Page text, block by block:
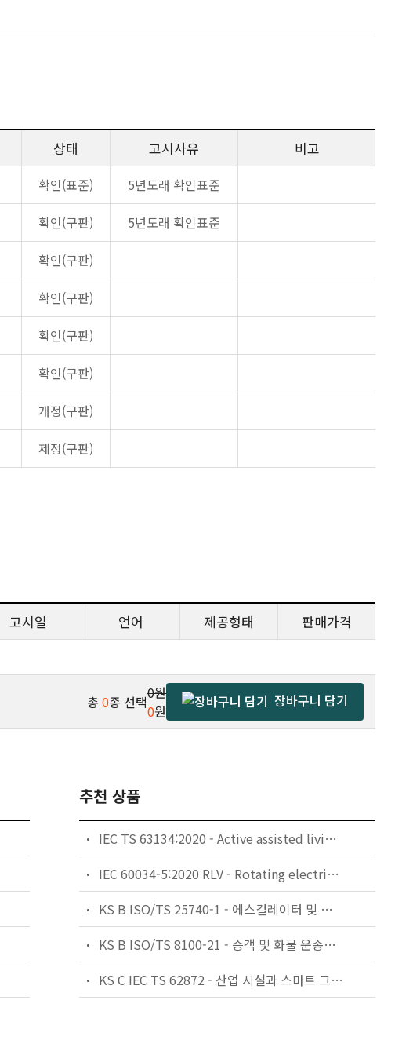
상태 고시사유 비고
확인(표준) 5년도래 확인표준
확인(구판) 5년도래 확인표준
확인(구판)
확인(구판)
확인(구판)
확인(구판)
개정(구판)
제정(구판)
고시일 언어 제공형태 판매가격
총 0종 선택0원
0원
장바구니 담기
추천 상품
IEC TS 63134:2020 - Active assisted living (AAL) use cases
IEC 60034-5:2020 RLV - Rotating electrical machines - Part 5: Degrees of protection provided by the integral design of rotating electrical machines (IP code) - Classification
KS B ISO/TS 25740-1 - 에스컬레이터 및 무빙워크에 대한 안전요건 — 제1부: 세계공통 필수 안전요건(GESRs)
KS B ISO/TS 8100-21 - 승객 및 화물 운송용 엘리베이터 —제21부: 세계공통 필수안전요건(GESRs)을 충족하는 세계공통 안전 파라미터(GSPs)
KS C IEC TS 62872 - 산업 시설과 스마트 그리드 사이의 산업 공정 측정, 제어 및 자동화 시스템 인터페이스